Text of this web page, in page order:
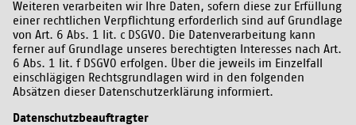
Weiteren verarbeiten wir Ihre Daten, sofern diese zur Erfüllung
einer rechtlichen Verpflichtung erforderlich sind auf Grundlage
von Art. 6 Abs. 1 lit. c DSGVO. Die Datenverarbeitung kann
ferner auf Grundlage unseres berechtigten Interesses nach Art.
6 Abs. 1 lit. f DSGVO erfolgen. Über die jeweils im Einzelfall
einschlägigen Rechtsgrundlagen wird in den folgenden
Absätzen dieser Datenschutzerklärung informiert.
Datenschutzbeauftragter